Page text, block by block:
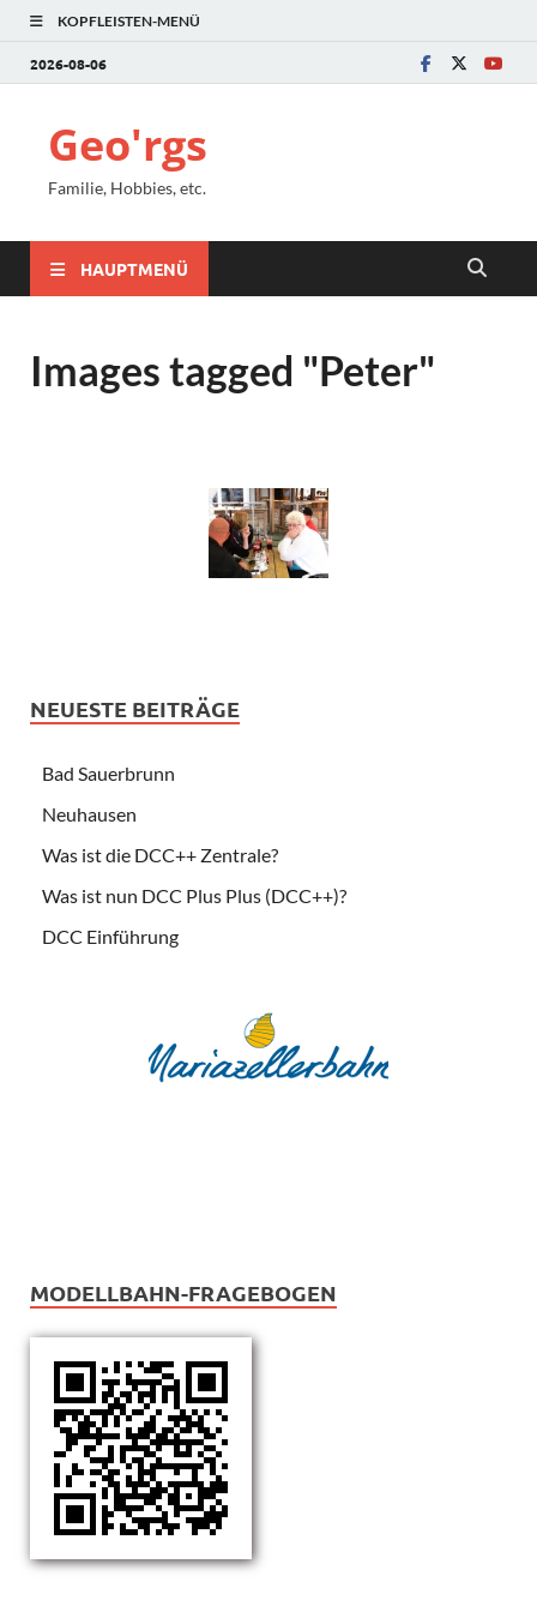
KOPFLEISTEN-MENÜ
2026-08-06
Geo'rgs
Familie, Hobbies, etc.
HAUPTMENÜ
Images tagged "Peter"
NEUESTE BEITRÄGE
Bad Sauerbrunn
Neuhausen
Was ist die DCC++ Zentrale?
Was ist nun DCC Plus Plus (DCC++)?
DCC Einführung
MODELLBAHN-FRAGEBOGEN